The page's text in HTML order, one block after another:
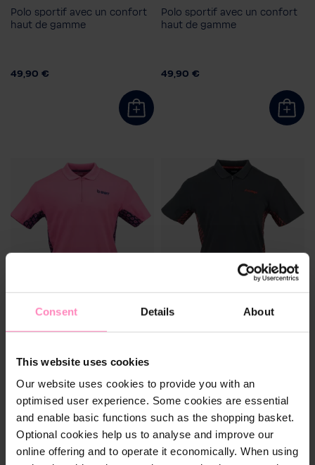
Consent Details About
This website uses cookies
Our website uses cookies to provide you with an
optimised user experience. Some cookies are essential
and enable basic functions such as the shopping basket.
Optional cookies help us to analyse and improve our
online offering and to operate it economically. When using
Taille
Polo sportif avec un confort
haut de gamme
49,90 €
Taille
Polo sportif avec un confort
haut de gamme
49,90 €
Taille
2XL
3XL
XL
BWT Event polo homme
2026
haut de gamme
49,90 €
2XL
L
XL
Windhager Poloshirt 2025
Herren
49,90 €